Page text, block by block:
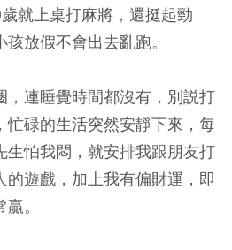
就上桌打麻將，還挺起勁
放假不會出去亂跑。
，連睡覺時間都沒有，別説打
忙碌的生活突然安靜下來，每
生怕我悶，就安排我跟朋友打
的遊戲，加上我有偏財運，即
。